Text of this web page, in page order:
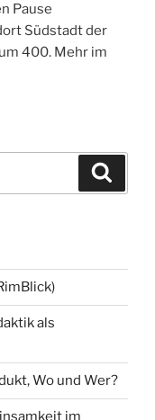
Pause
Südstadt der
400. Mehr im
als
Wo und Wer?
im